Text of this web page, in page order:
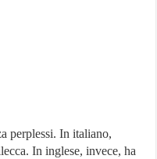
perplessi. In italiano,
In inglese, invece, ha